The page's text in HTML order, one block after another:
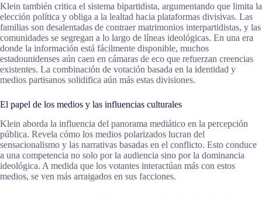
Klein también critica el sistema bipartidista, argumentando que limita la
elección política y obliga a la lealtad hacia plataformas divisivas. Las
familias son desalentadas de contraer matrimonios interpartidistas, y las
comunidades se segregan a lo largo de líneas ideológicas. En una era
donde la información está fácilmente disponible, muchos
estadounidenses aún caen en cámaras de eco que refuerzan creencias
existentes. La combinación de votación basada en la identidad y
medios partisanos solidifica aún más estas divisiones.
El papel de los medios y las influencias culturales
Klein aborda la influencia del panorama mediático en la percepción
pública. Revela cómo los medios polarizados lucran del
sensacionalismo y las narrativas basadas en el conflicto. Esto conduce
a una competencia no solo por la audiencia sino por la dominancia
ideológica. A medida que los votantes interactúan más con estos
medios, se ven más arraigados en sus facciones.